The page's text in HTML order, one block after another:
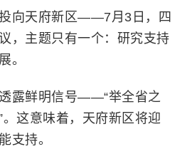
向天府新区——7月3日，四
，主题只有一个：研究支持
。
露鲜明信号——“举全省之
这意味着，天府新区将迎
支持。